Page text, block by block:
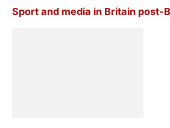
Sport and media in Britain post-